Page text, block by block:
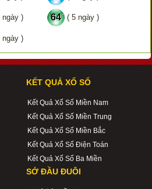
ngày ) 64 ( 5 ngày )
ngày )
KẾT QUẢ XỔ SỐ
Kết Quả Xổ Số Miền Nam
Kết Quả Xổ Số Miền Trung
Kết Quả Xổ Số Miền Bắc
Kết Quả Xổ Số Điện Toán
Kết Quả Xổ Số Ba Miền
SỚ ĐẦU ĐUÔI